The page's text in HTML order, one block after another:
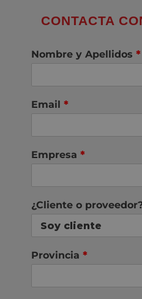
CONTACTA
Nombre y Apellidos *
Email *
Empresa *
¿Cliente o
Provincia *